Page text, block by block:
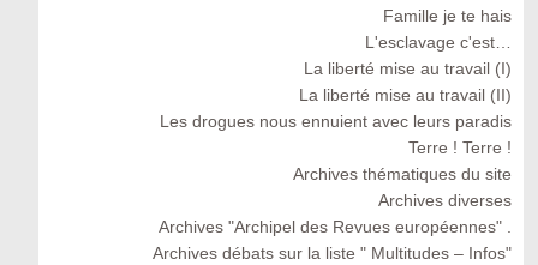
Famille je te hais
L'esclavage c'est…
La liberté mise au travail (I)
La liberté mise au travail (II)
Les drogues nous ennuient avec leurs paradis
Terre ! Terre !
Archives thématiques du site
Archives diverses
Archives "Archipel des Revues européennes" .
Archives débats sur la liste " Multitudes – Infos"